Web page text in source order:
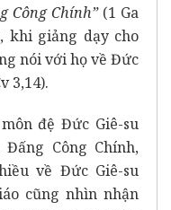
Công Chính” (1 Ga
khi giảng dạy cho
nói với họ về Đức
3,14).
đệ Đức Giê-su
Công Chính,
về Đức Giê-su
cũng nhìn nhận